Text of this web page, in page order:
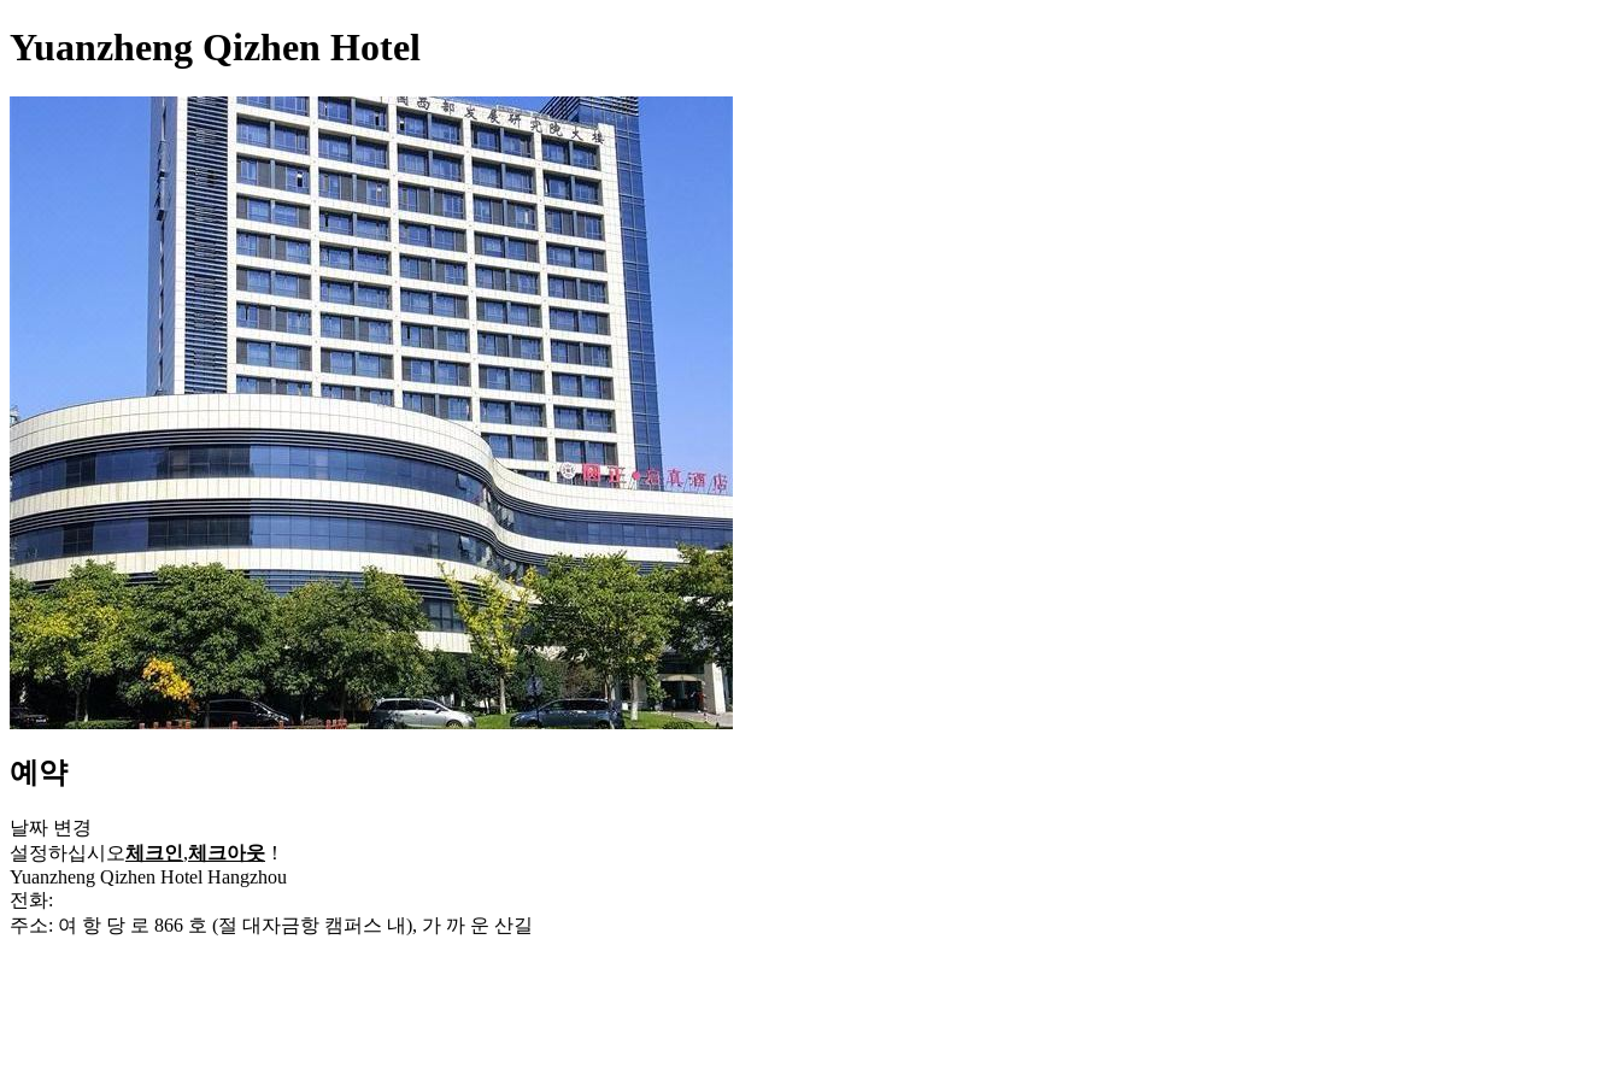
Yuanzheng Qizhen Hotel
예약
날짜 변경
설정하십시오체크인,체크아웃 ！
Yuanzheng Qizhen Hotel Hangzhou
전화:
주소: 여 항 당 로 866 호 (절 대자금항 캠퍼스 내), 가 까 운 산길